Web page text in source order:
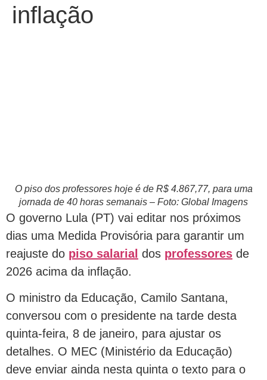
inflação
O piso dos professores hoje é de R$ 4.867,77, para uma
jornada de 40 horas semanais – Foto: Global Imagens
O governo Lula (PT) vai editar nos próximos
dias uma Medida Provisória para garantir um
reajuste do piso salarial dos professores de
2026 acima da inflação.
O ministro da Educação, Camilo Santana,
conversou com o presidente na tarde desta
quinta-feira, 8 de janeiro, para ajustar os
detalhes. O MEC (Ministério da Educação)
deve enviar ainda nesta quinta o texto para o